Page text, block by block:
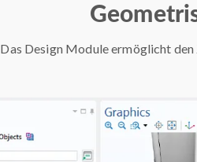
Das Design Module ermöglicht